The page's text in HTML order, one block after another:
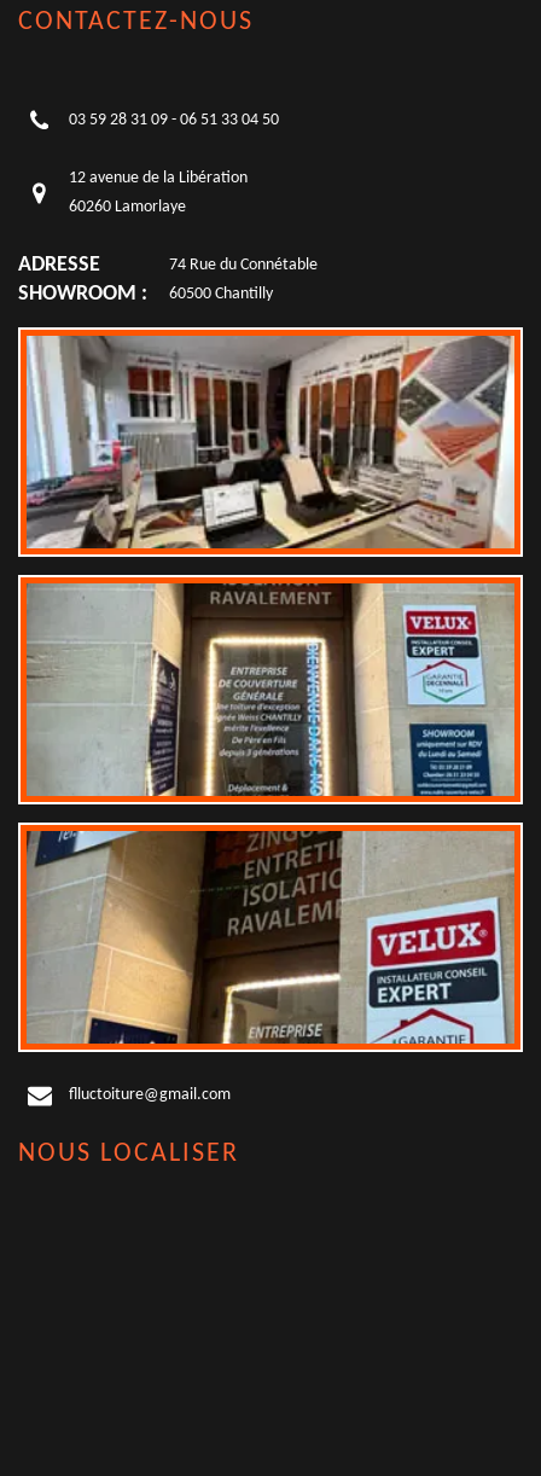
CONTACTEZ-NOUS
03 59 28 31 09 - 06 51 33 04 50
12 avenue de la Libération
60260 Lamorlaye
ADRESSE
SHOWROOM :
74 Rue du Connétable
60500 Chantilly
flluctoiture@gmail.com
NOUS LOCALISER